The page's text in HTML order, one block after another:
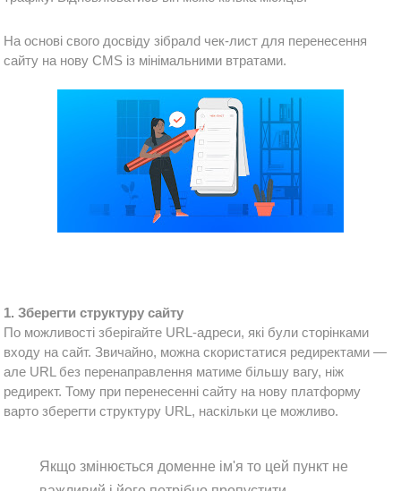
На основі свого досвіду зібралd чек-лист для перенесення
сайту на нову CMS із мінімальними втратами.
1. Зберегти структуру сайту
По можливості зберігайте URL-адреси, які були сторінками
входу на сайт. Звичайно, можна скористатися редиректами —
але URL без перенаправлення матиме більшу вагу, ніж
редирект. Тому при перенесенні сайту на нову платформу
варто зберегти структуру URL, наскільки це можливо.
Якщо змінюється доменне ім'я то цей пункт не